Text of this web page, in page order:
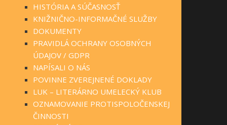
HISTÓRIA A SÚČASNOSŤ
KNIŽNIČNO-INFORMAČNÉ SLUŽBY
DOKUMENTY
PRAVIDLÁ OCHRANY OSOBNÝCH
ÚDAJOV / GDPR
NAPÍSALI O NÁS
POVINNE ZVEREJNENÉ DOKLADY
LUK – LITERÁRNO UMELECKÝ KLUB
OZNAMOVANIE PROTISPOLOČENSKEJ
ČINNOSTI